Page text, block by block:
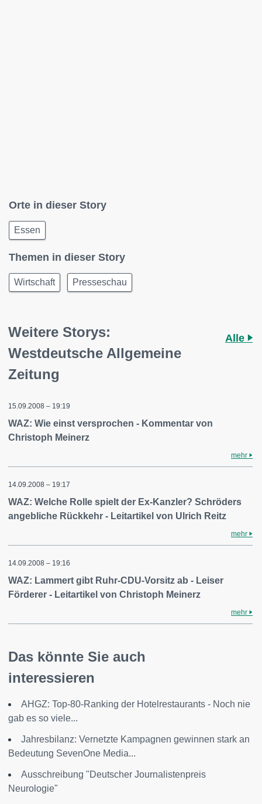
Orte in dieser Story
Essen
Themen in dieser Story
Wirtschaft Presseschau
Weitere Storys:
Westdeutsche Allgemeine
Zeitung
Alle
15.09.2008 – 19:19
WAZ: Wie einst versprochen - Kommentar von
Christoph Meinerz
mehr
14.09.2008 – 19:17
WAZ: Welche Rolle spielt der Ex-Kanzler? Schröders
angebliche Rückkehr - Leitartikel von Ulrich Reitz
mehr
14.09.2008 – 19:16
WAZ: Lammert gibt Ruhr-CDU-Vorsitz ab - Leiser
Förderer - Leitartikel von Christoph Meinerz
mehr
Das könnte Sie auch
interessieren
AHGZ: Top-80-Ranking der Hotelrestaurants - Noch nie
gab es so viele...
Jahresbilanz: Vernetzte Kampagnen gewinnen stark an
Bedeutung SevenOne Media...
Ausschreibung "Deutscher Journalistenpreis
Neurologie"